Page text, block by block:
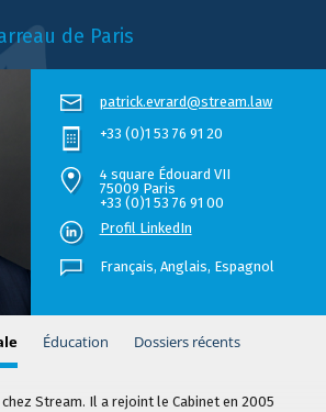
de Paris
Éducation Dossiers récents
Stream. Il a rejoint le Cabinet en 2005
patrick.evrard@stream.law
+33 (0)1 53 76 91 20
4 square Édouard VII
75009 Paris
+33 (0)1 53 76 91 00
Profil LinkedIn
Français, Anglais Espagnol